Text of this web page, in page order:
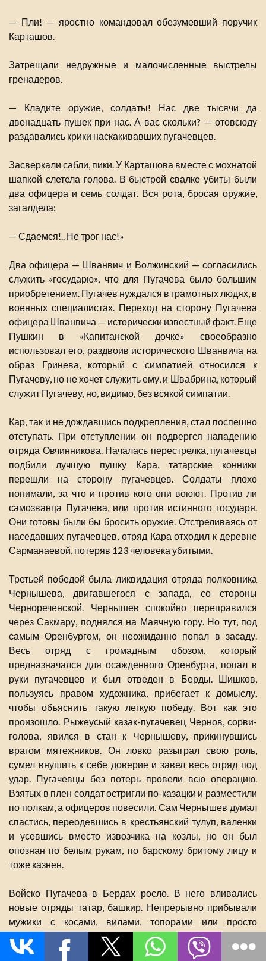
— Пли! — яростно командовал обезумевший поручик
Карташов.
Затрещали недружные и малочисленные выстрелы
гренадеров.
— Кладите оружие, солдаты! Нас две тысячи да
двенадцать пушек при нас. А вас скольки? — отовсюду
раздавались крики наскакивавших пугачевцев.
Засверкали сабли, пики. У Карташова вместе с мохнатой
шапкой слетела голова. В быстрой свалке убиты были
два офицера и семь солдат. Вся рота, бросая оружие,
загалдела:
— Сдаемся!.. Не трог нас!»
Два офицера — Шванвич и Волжинский — согласились
служить «государю», что для Пугачева было большим
приобретением. Пугачев нуждался в грамотных людях, в
военных специалистах. Переход на сторону Пугачева
офицера Шванвича — исторически известный факт. Еще
Пушкин в «Капитанской дочке» своеобразно
использовал его, раздвоив исторического Шванвича на
образ Гринева, который с симпатией относился к
Пугачеву, но не хочет служить ему, и Швабрина, который
служит Пугачеву, но, видимо, без всякой симпатии.
Кар, так и не дождавшись подкрепления, стал поспешно
отступать. При отступлении он подвергся нападению
отряда Овчинникова. Началась перестрелка, пугачевцы
подбили лучшую пушку Кара, татарские конники
перешли на сторону пугачевцев. Солдаты плохо
понимали, за что и против кого они воюют. Против ли
самозванца Пугачева, или против истинного государя.
Они готовы были бы бросить оружие. Отстреливаясь от
наседавших пугачевцев, отряд Кара отходил к деревне
Сарманаевой, потеряв 123 человека убитыми.
Третьей победой была ликвидация отряда полковника
Чернышева, двигавшегося с запада, со стороны
Чернореченской. Чернышев спокойно переправился
через Сакмару, поднялся на Маячную гору. Но тут, под
самым Оренбургом, он неожиданно попал в засаду.
Весь отряд с громадным обозом, который
предназначался для осажденного Оренбурга, попал в
руки пугачевцев и был отведен в Берды. Шишков,
пользуясь правом художника, прибегает к домыслу,
чтобы объяснить такую легкую победу. Вот как это
произошло. Рыжеусый казак-пугачевец Чернов, сорви-
голова, явился в стан к Чернышеву, прикинувшись
врагом мятежников. Он ловко разыграл свою роль,
сумел внушить к себе доверие и завел весь отряд под
удар. Пугачевцы без потерь провели всю операцию.
Взятых в плен солдат остригли по-казацки и разместили
по полкам, а офицеров повесили. Сам Чернышев думал
спастись, переодевшись в крестьянский тулуп, валенки
и усевшись вместо извозчика на козлы, но он был
опознан по белым рукам, по барскому бритому лицу и
тоже казнен.
Войско Пугачева в Бердах росло. В него вливались
новые отряды татар, башкир. Непрерывно прибывали
мужики с косами, вилами, топорами или просто
дубинами. Жили в землянках, которых много выросло
вокруг Берды. Была учреждена Военная коллегия, в